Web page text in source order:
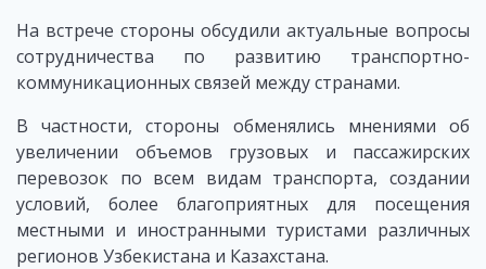
На встрече стороны обсудили актуальные вопросы
сотрудничества по развитию транспортно-
коммуникационных связей между странами.
В частности, стороны обменялись мнениями об
увеличении объемов грузовых и пассажирских
перевозок по всем видам транспорта, создании
условий, более благоприятных для посещения
местными и иностранными туристами различных
регионов Узбекистана и Казахстана.